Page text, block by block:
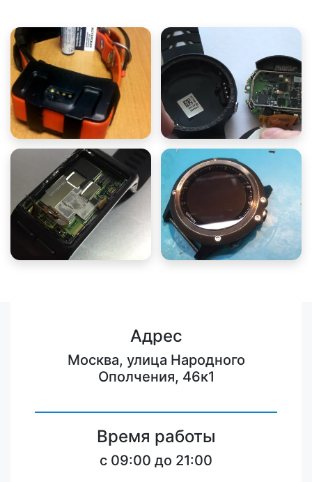
Адрес
Москва, улица Народного
Ополчения, 46к1
Время работы
c 09:00 до 21:00